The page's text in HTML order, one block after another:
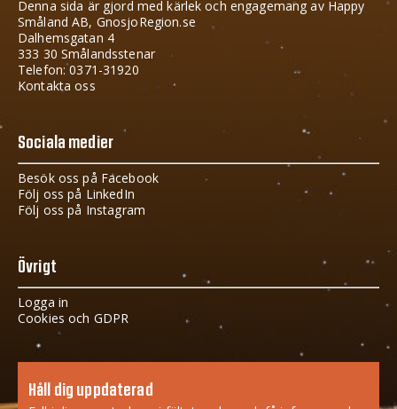
Denna sida är gjord med kärlek och engagemang av Happy
Småland AB, GnosjoRegion.se
Dalhemsgatan 4
333 30 Smålandsstenar
Telefon: 0371-31920
Kontakta oss
Sociala medier
Besök oss på Facebook
Följ oss på LinkedIn
Följ oss på Instagram
Övrigt
Logga in
Cookies och GDPR
Håll dig uppdaterad